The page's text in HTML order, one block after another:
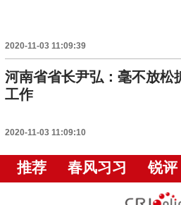
2020-11-03 11:09:39
河南省省长尹弘：毫不放松
工作
2020-11-03 11:09:10
推荐 春风习习 锐评